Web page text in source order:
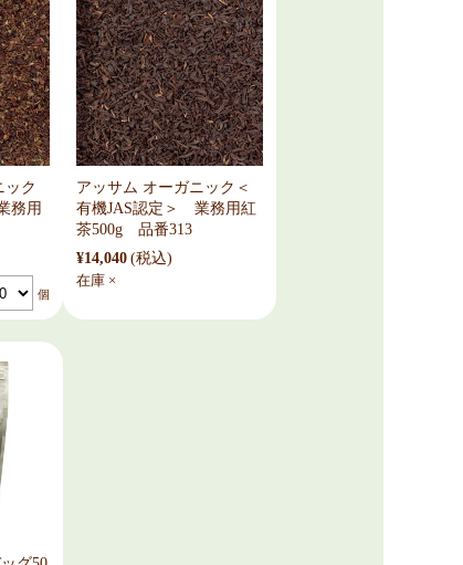
ック
務用
個
アッサム オーガニック＜
有機JAS認定＞ 業務用紅
茶500g 品番313
¥14,040 (税込)
在庫 ×